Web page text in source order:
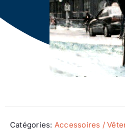
Catégories: Accessoires /